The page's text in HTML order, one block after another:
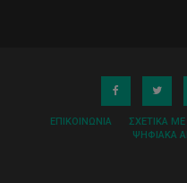
ΕΠΙΚΟΙΝΩΝΊΑ ΣΧΕΤΙΚΆ
ΨΗΦΙΑΚΆ